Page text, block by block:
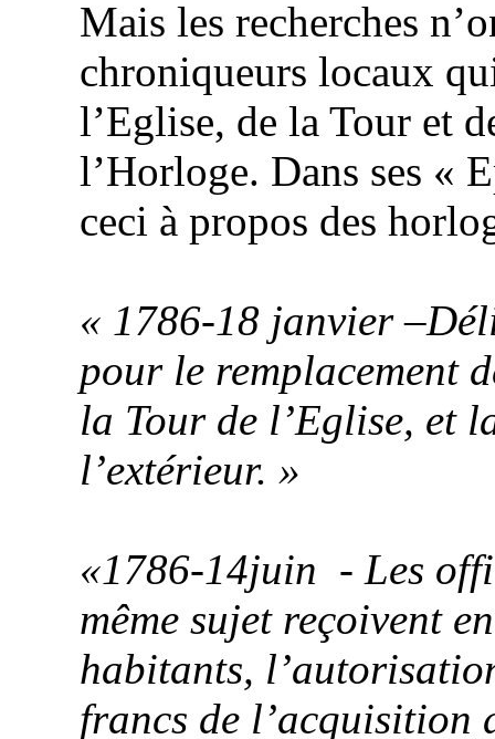
Mais les recherches
chroniqueurs locaux
l’Eglise, de la Tour et
l’Horloge. Dans ses «
ceci à propos des
« 1786-18 janvier
pour le remplacement
la Tourde l’Eglise, et
l’extérieur. »
«1786-14juin - Les
même sujet reçoivent
habitants,
francs de l’acquisition